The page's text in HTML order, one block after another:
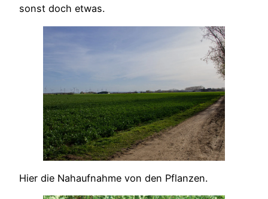
sonst doch etwas.
Hier die Nahaufnahme von den Pflanzen.